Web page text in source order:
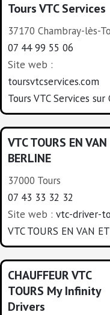
Tours VTC Services
37170 Chambray-lès-
07 44 99 55 06
Site web :
toursvtcservices.com
Tours VTC Services
VTC TOURS EN
BERLINE
37000 Tours
07 43 33 32 32
Site web : vtc-driver-
VTC TOURS EN VAN
CHAUFFEUR VTC
TOURS My Infinity
Drivers